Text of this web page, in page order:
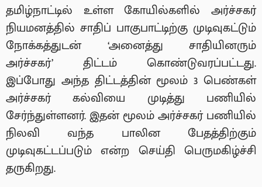
தமிழ்நாட்டில் உள்ள கோயில்களில் அர்ச்சகர்
நியமனத்தில் சாதிப் பாகுபாட்டிற்கு முடிவுகட்டும்
நோக்கத்துடன் ‘அனைத்து சாதியினரும்
அர்ச்சகர்’ திட்டம் கொண்டுவரப்பட்டது.
இப்போது அந்த திட்டத்தின் மூலம் 3 பெண்கள்
அர்ச்சகர் கல்வியை முடித்து பணியில்
சேர்ந்துள்ளனர். இதன் மூலம் அர்ச்சகர் பணியில்
நிலவி வந்த பாலின பேதத்திற்கும்
முடிவுகட்டப்படும் என்ற செய்தி பெருமகிழ்ச்சி
தருகிறது.